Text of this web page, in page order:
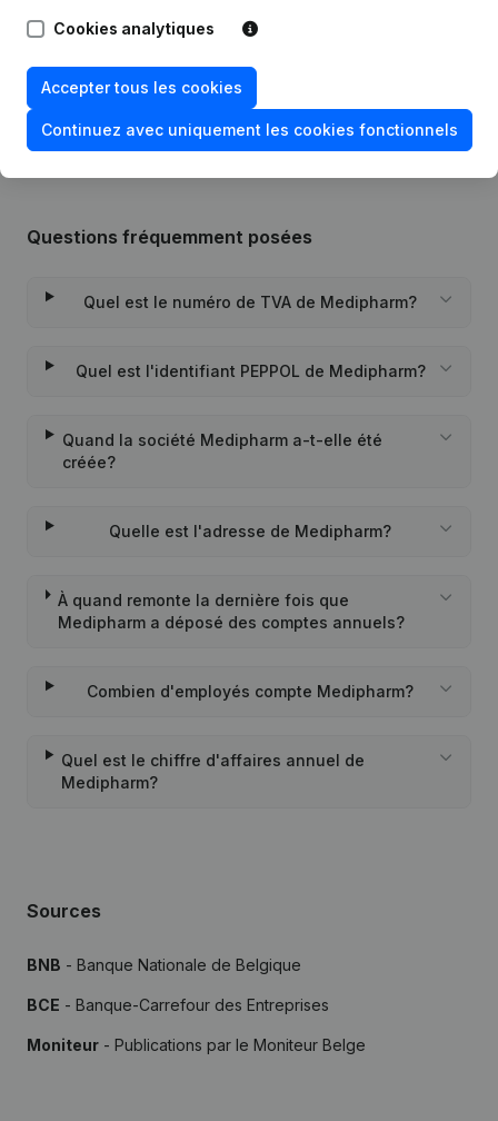
Constitution
Questions fréquemment posées
Quel est le numéro de TVA de Medipharm?
Quel est l'identifiant PEPPOL de Medipharm?
Quand la société Medipharm a-t-elle été
créée?
Quelle est l'adresse de Medipharm?
À quand remonte la dernière fois que
Medipharm a déposé des comptes annuels?
Combien d'employés compte Medipharm?
Quel est le chiffre d'affaires annuel de
Medipharm?
Sources
BNB - Banque Nationale de Belgique
BCE - Banque-Carrefour des Entreprises
Moniteur - Publications par le Moniteur Belge
Cookies analytiques
Accepter tous les cookies
Continuez avec uniquement les cookies fonctionnels